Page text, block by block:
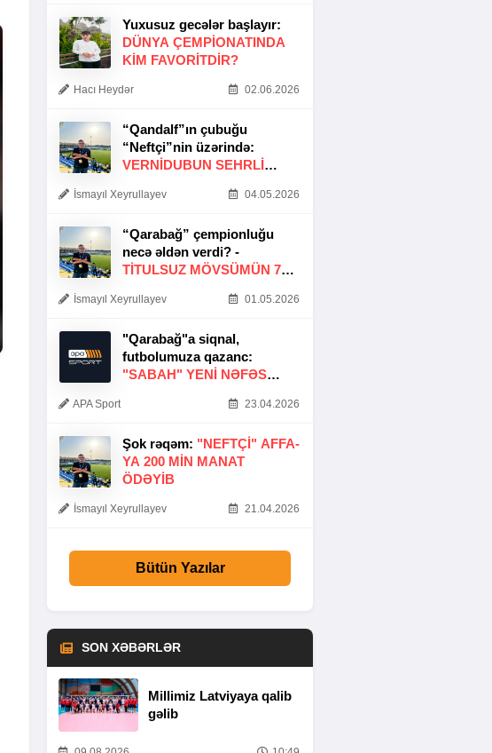
Yuxusuz gecələr başlayır:
DÜNYA ÇEMPIONATINDA
KIM FAVORITDIR?
Hacı Heydər 02.06.2026
“Qandalf”ın çubuğu
“Neftçi”nin üzərində:
VERNİDUBUN SEHRLİ
İsmayıl Xeyrullayev 04.05.2026
“Qarabağ” çempionluğu
necə əldən verdi? -
TITULSUZ MÖVSÜMÜN 7
İsmayıl Xeyrullayev 01.05.2026
"Qarabağ"a siqnal,
futbolumuza qazanc:
"SABAH" YENI NƏFƏS
APA Sport 23.04.2026
Şok rəqəm: "NEFTÇI" AFFA-
YA 200 MIN MANAT
ÖDƏYIB
İsmayıl Xeyrullayev 21.04.2026
Bütün Yazılar
SON XƏBƏRLƏR
Millimiz Latviyaya qalib
gəlib